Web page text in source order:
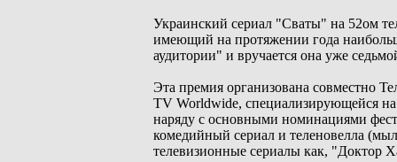
Украинский сериал "Сваты" на 52ом
имеющий на протяжении года
аудитории" и вручается она уже
Эта премия организована совместно
TV Worldwide, специализирующейся
наряду с основными номинациями
комедийный сериал и теленовелла
телевизионные сериалы как, "Доктор